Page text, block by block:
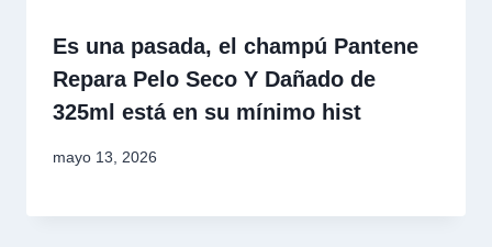
Es una pasada, el champú Pantene
Repara Pelo Seco Y Dañado de
325ml está en su mínimo hist
mayo 13, 2026